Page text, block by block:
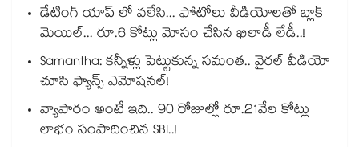
డేటింగ్ యాప్ లో వలేసి... ఫోటోలు వీడియోలతో బ్లాక్
మెయిల్... రూ.6 కోట్లు మోసం చేసిన ఖిలాడీ లేడీ..!
Samantha: కన్నీళ్లు పెట్టుకున్న సమంత.. వైరల్ వీడియో
చూసి ఫ్యాన్స్ ఎమోషనల్!
వ్యాపారం అంటే ఇది.. 90 రోజుల్లో రూ.21వేల కోట్లు
లాభం సంపాదించిన SBI..!